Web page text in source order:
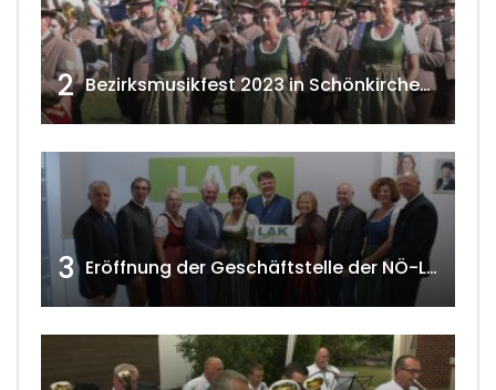
2 Bezirksmusikfest 2023 in Schönkirchen-Reyersdorf
3 Eröffnung der Geschäftstelle der NÖ-Landarbeiterkammer in Mistelbach w4tv174